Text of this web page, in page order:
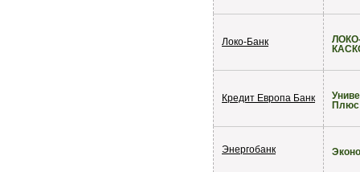
Локо-Банк
Кредит Европа Банк
Плюс
Энергобанк